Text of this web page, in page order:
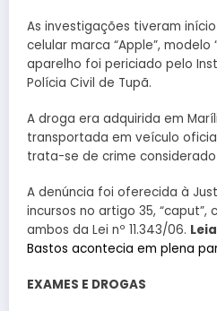
As investigações tiveram
celular marca “Apple”, modelo
aparelho foi periciado pelo
Polícia Civil de Tupã.
A droga era adquirida em
transportada em veículo
trata-se de crime
A denúncia foi oferecida à
incursos no artigo 35, “caput”,
ambos da Lei nº 11.343/06.
Bastos acontecia em plena
EXAMES E DROGAS